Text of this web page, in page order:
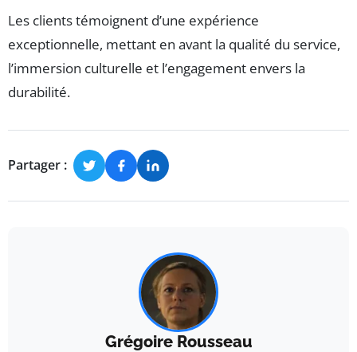
Les clients témoignent d’une expérience
exceptionnelle, mettant en avant la qualité du service,
l’immersion culturelle et l’engagement envers la
durabilité.
Partager :
Grégoire Rousseau